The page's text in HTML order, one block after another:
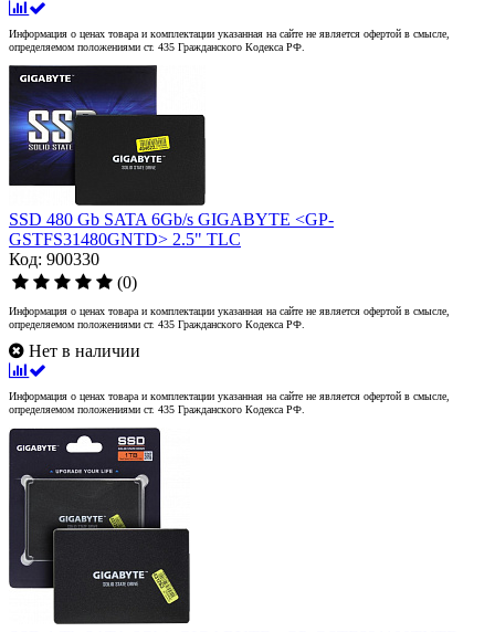
Информация о ценах товара и комплектации указанная на сайте не является офертой в смысле,
определяемом положениями ст. 435 Гражданского Кодекса РФ.
SSD 480 Gb SATA 6Gb/s GIGABYTE <GP-
GSTFS31480GNTD> 2.5" TLC
Код: 900330
(0)
Информация о ценах товара и комплектации указанная на сайте не является офертой в смысле,
определяемом положениями ст. 435 Гражданского Кодекса РФ.
Нет в наличии
Информация о ценах товара и комплектации указанная на сайте не является офертой в смысле,
определяемом положениями ст. 435 Гражданского Кодекса РФ.